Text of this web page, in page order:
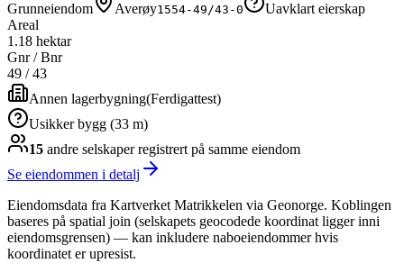
Grunneiendom
Averøy1554-49/43-0
Uavklart eierskap
Areal
1.18 hektar
Gnr / Bnr
49 /43
Annen lagerbygning(Ferdigattest)
Usikker bygg (33 m)
15 andre selskaperregistrert på samme eiendom
Se eiendommen i detalj
Eiendomsdata fra Kartverket Matrikkelen via Geonorge. Koblingen
baseres på spatial join (selskapets geocodede koordinat ligger inni
eiendomsgrensen) — kan inkludere naboeiendommer hvis
koordinatet er upresist.